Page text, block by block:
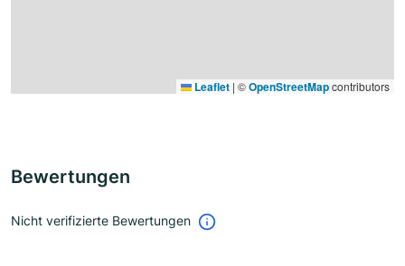
Leaflet | ©OpenStreetMapcontributors
Bewertungen
Nicht verifizierte Bewertungen